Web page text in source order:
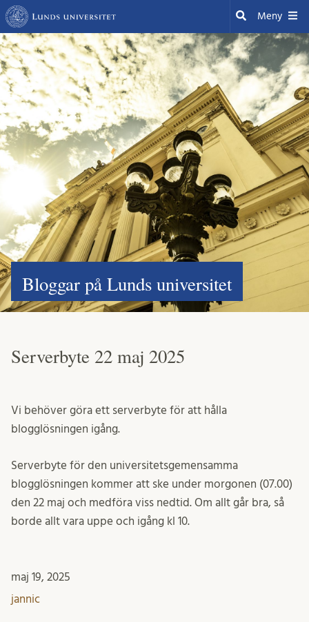
Hoppa
till
huvudinnehåll
Sök Meny
Bloggar på Lunds universitet
Serverbyte 22 maj 2025
Vi behöver göra ett serverbyte för att hålla
blogglösningen igång.
Serverbyte för den universitetsgemensamma
blogglösningen kommer att ske under morgonen (07.00)
den 22 maj och medföra viss nedtid. Om allt går bra, så
borde allt vara uppe och igång kl 10.
maj 19, 2025
jannic